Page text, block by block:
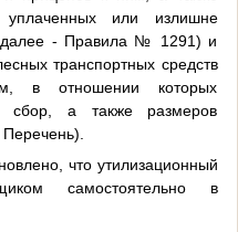
или излишне
- Правила № 1291) и
транспортных средств
в отношении которых
сбор, а также размеров
Перечень).
что утилизационный
самостоятельно в